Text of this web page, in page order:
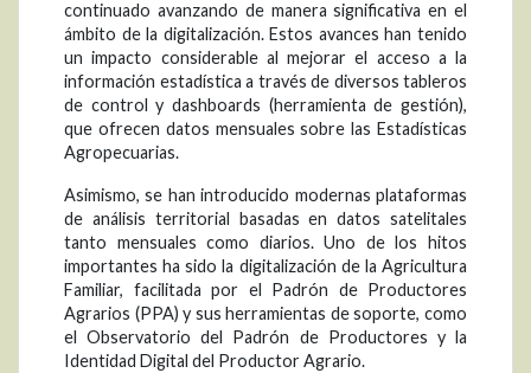
continuado avanzando de manera significativa en el
ámbito de la digitalización. Estos avances han tenido
un impacto considerable al mejorar el acceso a la
información estadística a través de diversos tableros
de control y dashboards (herramienta de gestión),
que ofrecen datos mensuales sobre las Estadísticas
Agropecuarias.
Asimismo, se han introducido modernas plataformas
de análisis territorial basadas en datos satelitales
tanto mensuales como diarios. Uno de los hitos
importantes ha sido la digitalización de la Agricultura
Familiar, facilitada por el Padrón de Productores
Agrarios (PPA) y sus herramientas de soporte, como
el Observatorio del Padrón de Productores y la
Identidad Digital del Productor Agrario.